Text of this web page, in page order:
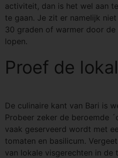
activiteit, dan is het wel aan
te gaan. Je zit er namelijk
30 graden of warmer door de
lopen.
Proef de
De culinaire kant van Bari is
Probeer zeker de beroemde
vaak geserveerd wordt met
tomaten en basilicum.
van lokale visgerechten in de